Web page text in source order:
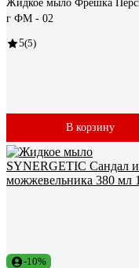
Жидкое мыло Фрешка
г ФМ - 02
5(5)
В корзину
-10%